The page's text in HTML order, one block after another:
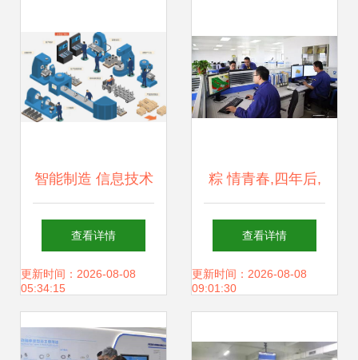
大数据分析持续改
进光纤预制棒生产
智能制造 信息技术
研发驱动的新工业
革命
查看详情
更新时间：2026-08-08
05:34:15
粽 情青春,四年后,
我们在徐工等你
查看详情
更新时间：2026-08-08
09:01:30